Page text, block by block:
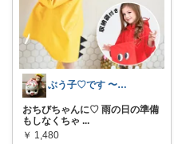
ぶう子♡です 〜感謝です〜
おちびちゃんに♡ 雨の日の準備
もしなくちゃ ...
￥ 1,480